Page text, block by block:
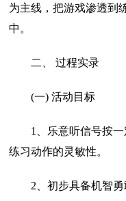
为主线，把游戏渗透到
中。
二、 过程实录
(一) 活动目标
1、乐意听信号按一
练习动作的灵敏性。
2、初步具备机智勇